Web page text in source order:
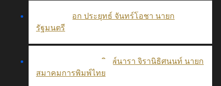
สาร พลเอก ประยุทธ์ จันทร์โอชา นายก
รัฐมนตรี
สารจาก นางสาวพิมพ์นารา จิรานิธิศนนท์ นายก
สมาคมการพิมพ์ไทย